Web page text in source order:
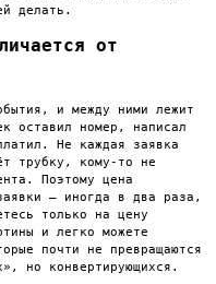
делать.
от
и между ними лежит
оставил номер, написал
Не каждая заявка
трубку, кому-то не
Поэтому цена
— иногда в два раза,
только на цену
и легко можете
почти не превращаются
но конвертирующихся.